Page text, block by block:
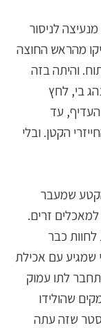
לניסור
מהראש החוצה
והיתה בזה
בי, לחץ
העדיף, עד
הקטן. ובלי
שמעבר
זרים.
כבר
שמגיע עם אכילת
לתו עמוק
שהולידו
שזה עתה